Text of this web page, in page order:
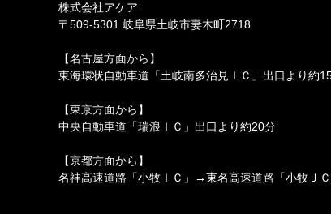
株式会社アケア
〒509-5301 岐阜県土岐市妻木町2718
【名古屋方面から】
東海環状自動車道「土岐南多治見ＩＣ」出口より約
【東京方面から】
中央自動車道「瑞浪ＩＣ」出口より約20分
【京都方面から】
名神高速道路「小牧ＩＣ」→東名高速道路「小牧Ｊ